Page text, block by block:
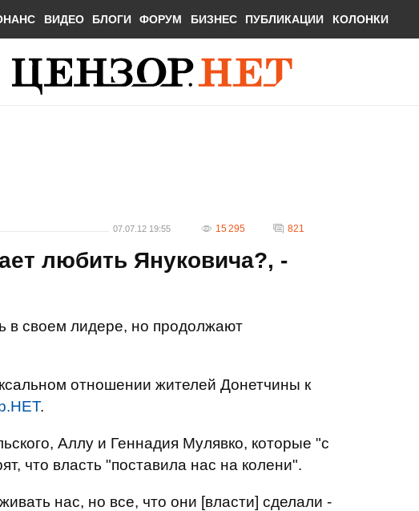
ВИДЕО БЛОГИ ФОРУМ БИЗНЕС ПУБЛИКАЦИИ КОЛОНКИ
07.07.12 19:55 15 295 821
любить Януковича?, -
в своем лидере, но продолжают
отношении жителей Донетчины к
.
Аллу и Геннадия Мулявко, которые "с
что власть "поставила нас на колени".
нас, но все, что они [власти] сделали -